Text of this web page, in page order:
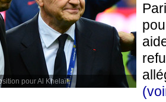
pour Al Khelaïfi